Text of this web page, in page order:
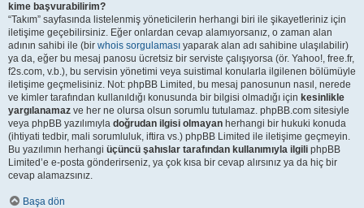
kime başvurabilirim?
“Takım” sayfasında listelenmiş yöneticilerin herhangi biri ile şikayetleriniz için
iletişime geçebilirsiniz. Eğer onlardan cevap alamıyorsanız, o zaman alan
adının sahibi ile (bir whois sorgulaması yaparak alan adı sahibine ulaşılabilir)
ya da, eğer bu mesaj panosu ücretsiz bir serviste çalışıyorsa (ör. Yahoo!, free.fr,
f2s.com, v.b.), bu servisin yönetimi veya suistimal konularla ilgilenen bölümüyle
iletişime geçmelisiniz. Not: phpBB Limited, bu mesaj panosunun nasıl, nerede
ve kimler tarafından kullanıldığı konusunda bir bilgisi olmadığı için kesinlikle
yargılanamaz ve her ne olursa olsun sorumlu tutulamaz. phpBB.com sitesiyle
veya phpBB yazılımıyla doğrudan ilgisi olmayan herhangi bir hukuki konuda
(ihtiyati tedbir, mali sorumluluk, iftira vs.) phpBB Limited ile iletişime geçmeyin.
Bu yazılımın herhangi üçüncü şahıslar tarafından kullanımıyla ilgili phpBB
Limited’e e-posta gönderirseniz, ya çok kısa bir cevap alırsınız ya da hiç bir
cevap alamazsınız.
Başa dön